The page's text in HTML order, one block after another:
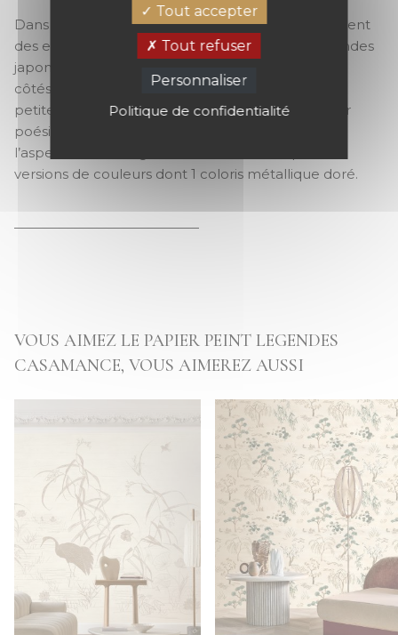
LEGENDES
Dans ce dessin d’une grande richesse s’épanouissent
des essences végétales. Elles font écho aux légendes
japonaises, liées à la nature et aux saisons. A leurs
côtés, des éléments calligraphiés, incarnés par de
petites vagues au tracé délicat, ponctuent de leur
poésie le tableau. Imprimé sur un effet paille à
l’aspect brossé, Legendes se décline en quatre
versions de couleurs dont 1 coloris métallique doré.
VOUS AIMEZ LE PAPIER PEINT LEGENDES
CASAMANCE, VOUS AIMEREZ AUSSI
Tout accepter
Tout refuser
Personnaliser
Politique de confidentialité